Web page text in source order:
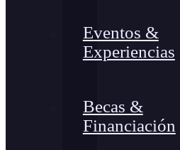
Eventos &
Experiencias
Becas &
Financiación